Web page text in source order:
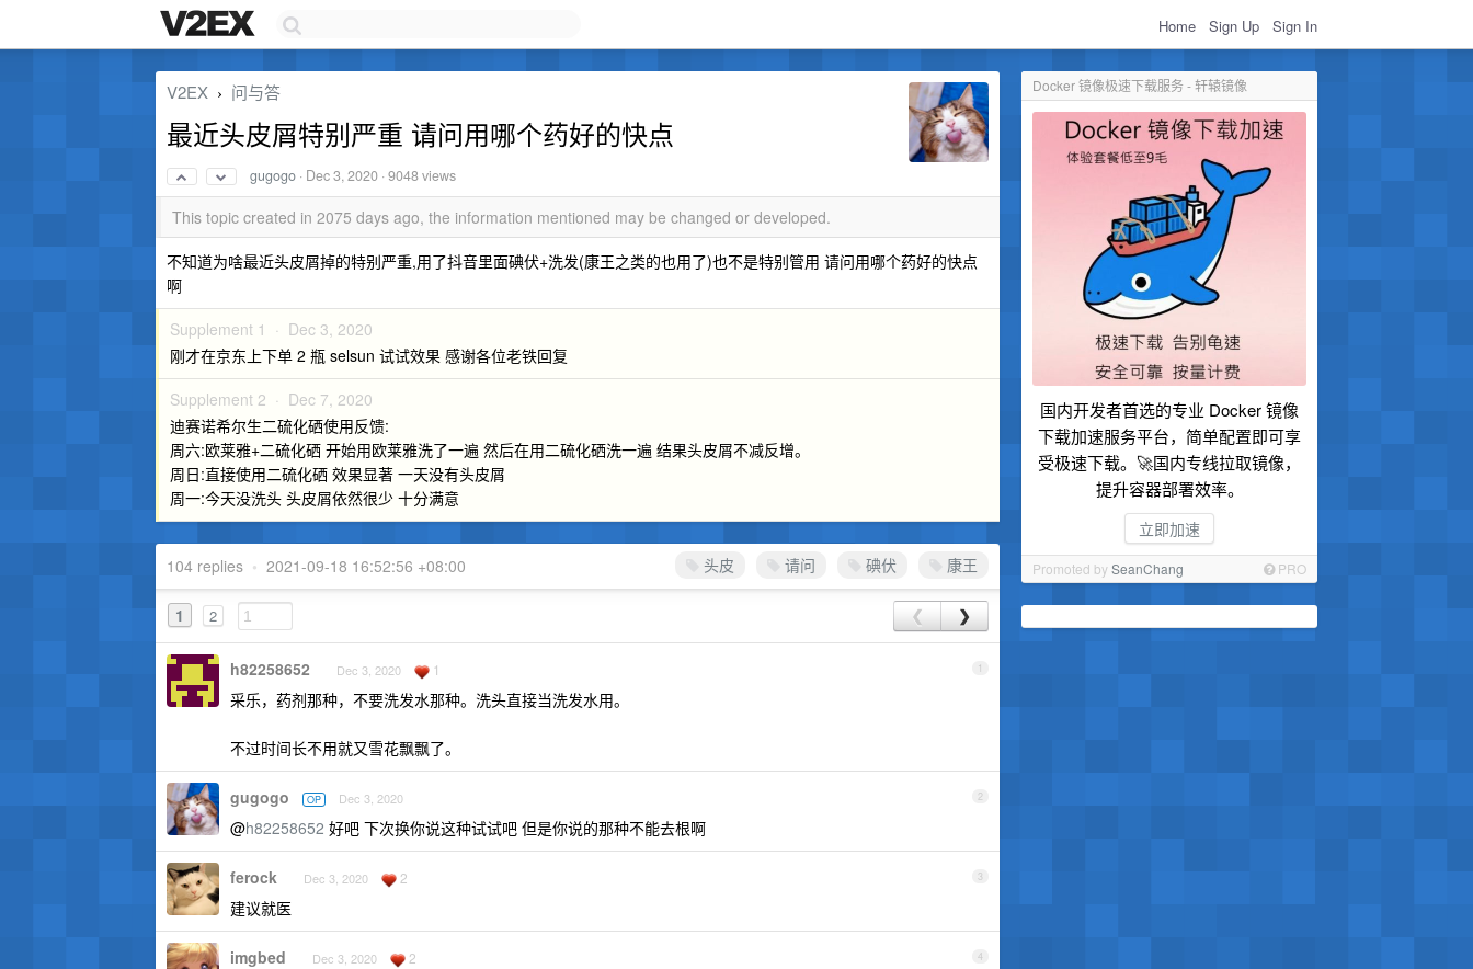
Home Sign Up Sign In
Docker 镜像极速下载服务 - 轩辕镜像
国内开发者首选的专业 Docker 镜像
下载加速服务平台，简单配置即可享
受极速下载。🚀国内专线拉取镜像，
提升容器部署效率。
立即加速
Promoted bySeanChang PRO
V2EX › 问与答
最近头皮屑特别严重 请问用哪个药好的快点
gugogo · Dec 3, 2020 · 9048 views
This topic created in 2075 days ago, the information mentioned may be changed or developed.
不知道为啥最近头皮屑掉的特别严重,用了抖音里面碘伏+洗发(康王之类的也用了)也不是特别管用 请问用哪个药好的快点
啊
Supplement 1 · Dec 3, 2020
刚才在京东上下单 2 瓶 selsun 试试效果 感谢各位老铁回复
Supplement 2 · Dec 7, 2020
迪赛诺希尔生二硫化硒使用反馈:
周六:欧莱雅+二硫化硒 开始用欧莱雅洗了一遍 然后在用二硫化硒洗一遍 结果头皮屑不减反增。
周日:直接使用二硫化硒 效果显著 一天没有头皮屑
周一:今天没洗头 头皮屑依然很少 十分满意
头皮 请问 碘伏 康王
104 replies • 2021-09-18 16:52:56 +08:00
1 2 ❮ ❯
1
h82258652 Dec 3, 2020 1
采乐，药剂那种，不要洗发水那种。洗头直接当洗发水用。
不过时间长不用就又雪花飘飘了。
2
gugogo OP Dec 3, 2020
@h82258652 好吧 下次换你说这种试试吧 但是你说的那种不能去根啊
3
ferock Dec 3, 2020 2
建议就医
4
imgbed Dec 3, 2020 2